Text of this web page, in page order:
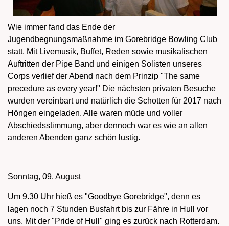
Wie immer fand das Ende der
Jugendbegnungsmaßnahme im Gorebridge Bowling Club
statt. Mit Livemusik, Buffet, Reden sowie musikalischen
Auftritten der Pipe Band und einigen Solisten unseres
Corps verlief der Abend nach dem Prinzip "The same
precedure as every year!" Die nächsten privaten Besuche
wurden vereinbart und natürlich die Schotten für 2017 nach
Höngen eingeladen. Alle waren müde und voller
Abschiedsstimmung, aber dennoch war es wie an allen
anderen Abenden ganz schön lustig.
Sonntag, 09. August
Um 9.30 Uhr hieß es "Goodbye Gorebridge", denn es
lagen noch 7 Stunden Busfahrt bis zur Fähre in Hull vor
uns. Mit der "Pride of Hull" ging es zurück nach Rotterdam.